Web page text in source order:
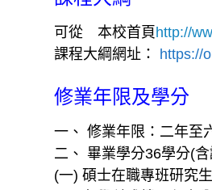
可從 本校首頁 http://
課程大綱網址： https://
修業年限及學分
一、 修業年限：二年至
二、 畢業學分36學分(
(一) 碩士在職專班研究